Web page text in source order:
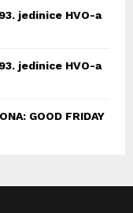
jedinice HVO-a
jedinice HVO-a
GOOD FRIDAY